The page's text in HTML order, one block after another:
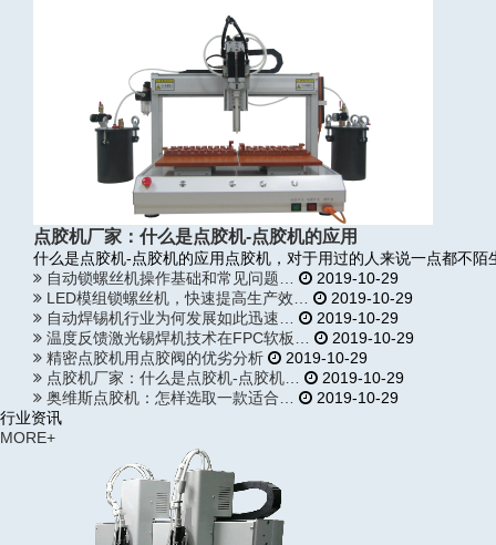
点胶机厂家：什么是点胶机-点胶机的应用
什么是点胶机-点胶机的应用点胶机，对于用过的人来说一点都不
自动锁螺丝机操作基础和常见问题…
2019-10-29
LED模组锁螺丝机，快速提高生产效…
2019-10-29
自动焊锡机行业为何发展如此迅速…
2019-10-29
温度反馈激光锡焊机技术在FPC软板…
2019-10-29
精密点胶机用点胶阀的优劣分析
2019-10-29
点胶机厂家：什么是点胶机-点胶机…
2019-10-29
奥维斯点胶机：怎样选取一款适合…
2019-10-29
行业资讯
MORE+